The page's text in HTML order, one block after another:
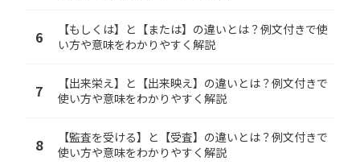
6
【もしくは】と【または】の違いとは？例文付きで使
い方や意味をわかりやすく解説
7
【出来栄え】と【出来映え】の違いとは？例文付きで
使い方や意味をわかりやすく解説
8
【監査を受ける】と【受査】の違いとは？例文付きで
使い方や意味をわかりやすく解説